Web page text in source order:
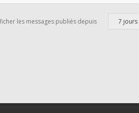
les messages publiés depuis 7 jours